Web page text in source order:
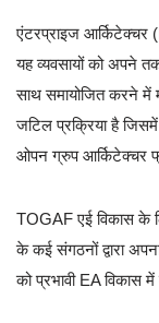
एंटरप्राइज आर्किटेक्चर
यह व्यवसायों को अपने
साथ समायोजित करने में
जटिल प्रक्रिया है
ओपन ग्रुप आर्किटेक्चर
TOGAF एई विकास के
के कई संगठनों द्वारा
को प्रभावी EA